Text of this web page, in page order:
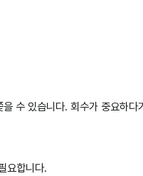
수 있습니다. 회수가 중요하
요합니다.